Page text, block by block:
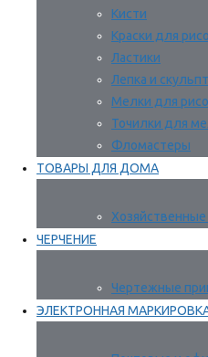
Кисти
Краски для
Ластики
Лепка и
Мелки для
Точилки для
Фломастеры
ТОВАРЫ ДЛЯ ДОМА
ЧЕРЧЕНИЕ
Чертежные
ЭЛЕКТРОННАЯ